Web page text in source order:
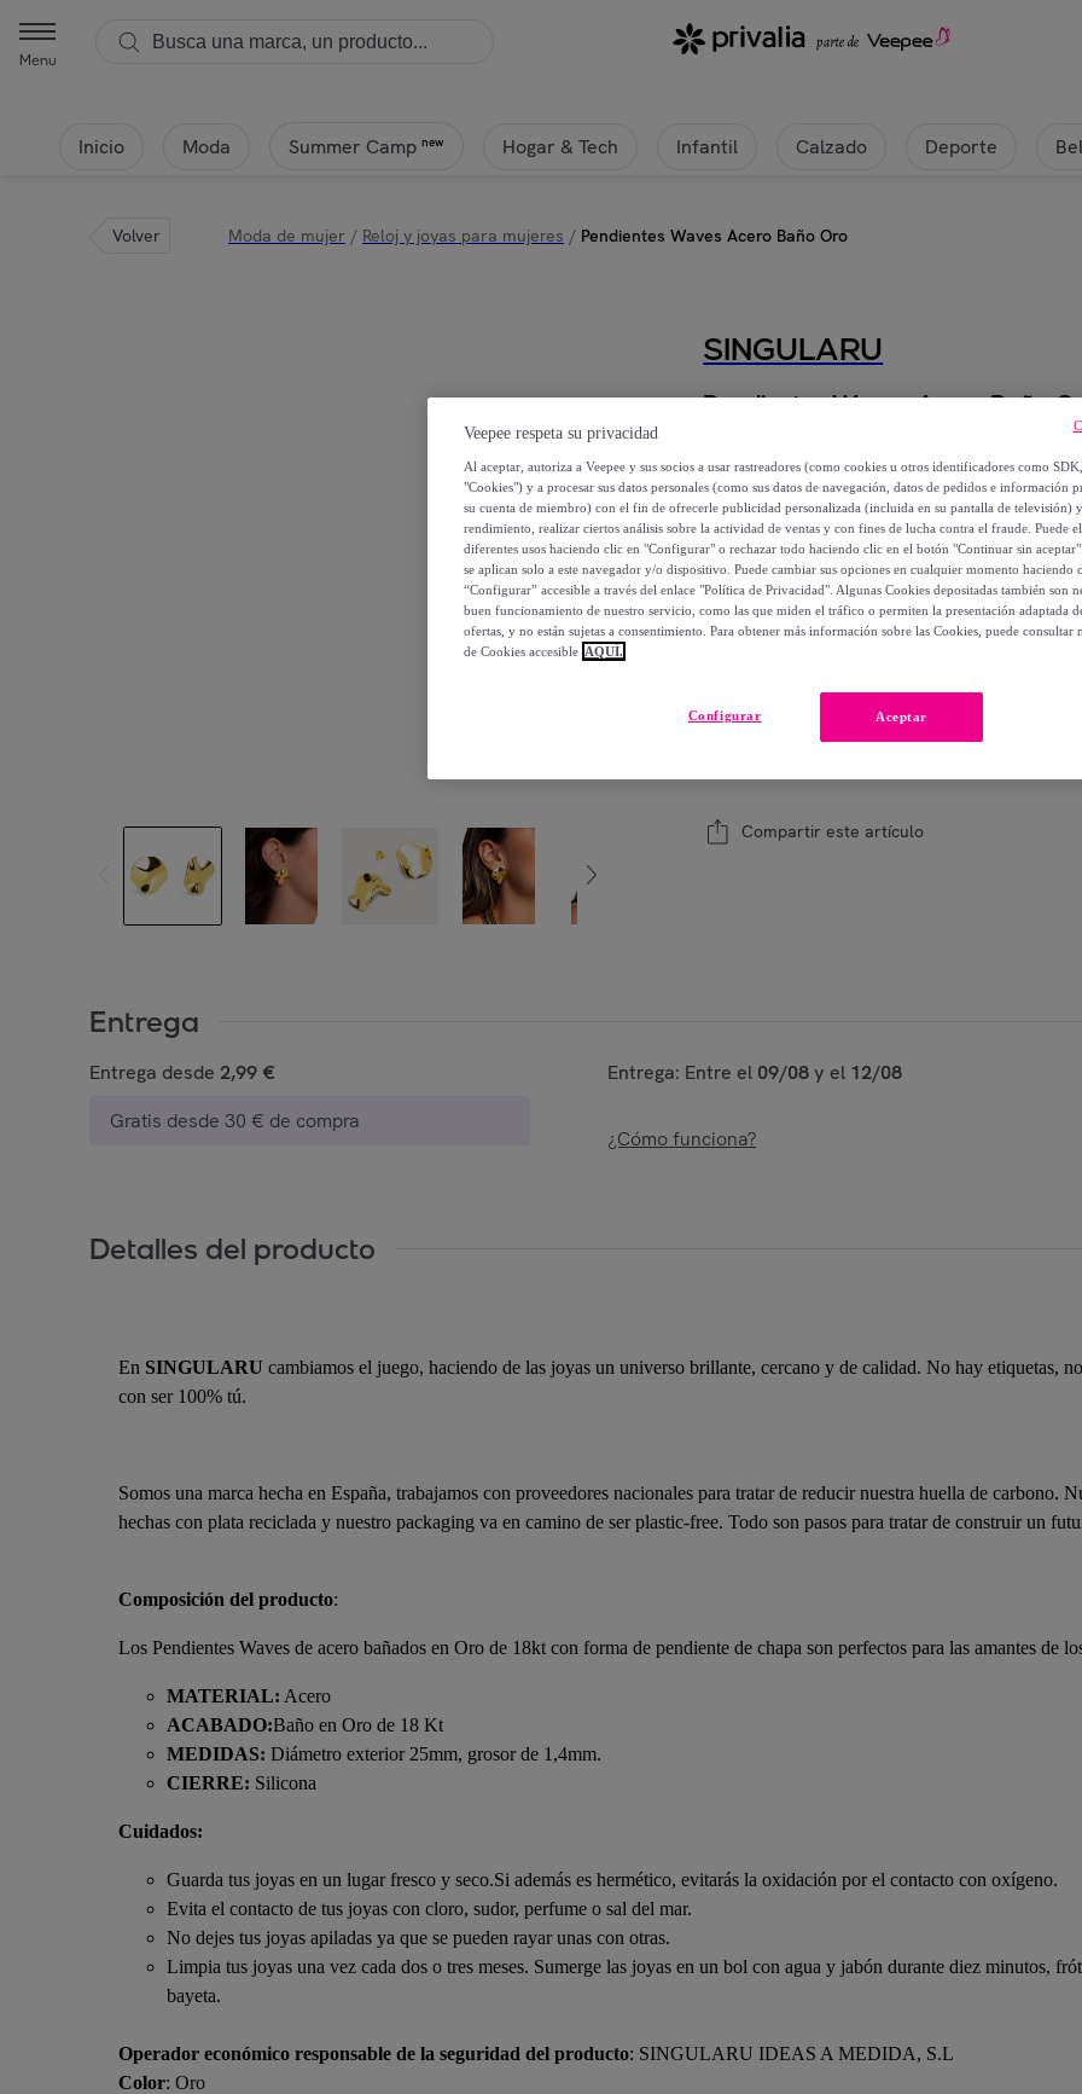
Menu
Inicio Moda Summer Camp new Hogar & Tech Infantil Calzado Deporte
Volver Moda de mujer / Reloj y joyas para mujeres / Pendientes Waves Acero Baño Oro
SINGULARU
Pendientes Waves Acero Baño
18,99 €
25,99 €
-26%
1 Añadir a la cesta
Compartir este artículo
Entrega
Entrega desde 2,99 €
Gratis desde 30 € de compra
Entrega: Entre el 09/08y el 12/08
¿Cómo funciona?
Detalles del producto
En SINGULARU cambiamos el juego, haciendo de las joyas un universo brillante, cercano y de calidad. No hay etiquetas,
con ser 100% tú.
Somos una marca hecha en España, trabajamos con proveedores nacionales para tratar de reducir nuestra huella de carbono.
hechas con plata reciclada y nuestro packaging va en camino de ser plastic-free. Todo son pasos para tratar de construir un
Composición del producto:
Los Pendientes Waves de acero bañados en Oro de 18kt con forma de pendiente de chapa son perfectos para las amantes de
MATERIAL: Acero
ACABADO:Baño en Oro de 18 Kt
MEDIDAS: Diámetro exterior 25mm, grosor de 1,4mm.
CIERRE: Silicona
Cuidados:
Guarda tus joyas en un lugar fresco y seco.Si además es hermético, evitarás la oxidación por el contacto con oxígeno.
Evita el contacto de tus joyas con cloro, sudor, perfume o sal del mar.
No dejes tus joyas apiladas ya que se pueden rayar unas con otras.
Limpia tus joyas una vez cada dos o tres meses. Sumerge las joyas en un bol con agua y jabón durante diez minutos,
bayeta.
Operador económico responsable de la seguridad del producto: SINGULARU IDEAS A MEDIDA, S.L
Color: Oro
Veepee respeta su privacidad
Al aceptar, autoriza a Veepee y sus socios a usar rastreadores (como cookies u otros identificadores como
"Cookies") y a procesar sus datos personales (como sus datos de navegación, datos de pedidos e información
su cuenta de miembro) con el fin de ofrecerle publicidad personalizada (incluida en su pantalla de televisión)
rendimiento, realizar ciertos análisis sobre la actividad de ventas y con fines de lucha contra el fraude. Puede
diferentes usos haciendo clic en "Configurar" o rechazar todo haciendo clic en el botón "Continuar sin
se aplican solo a este navegador y/o dispositivo. Puede cambiar sus opciones en cualquier momento haciendo
“Configurar” accesible a través del enlace "Política de Privacidad". Algunas Cookies depositadas también son
buen funcionamiento de nuestro servicio, como las que miden el tráfico o permiten la presentación adaptada
ofertas, y no están sujetas a consentimiento. Para obtener más información sobre las Cookies, puede consultar
de Cookies accesible AQUÍ.
Aceptar
Configurar